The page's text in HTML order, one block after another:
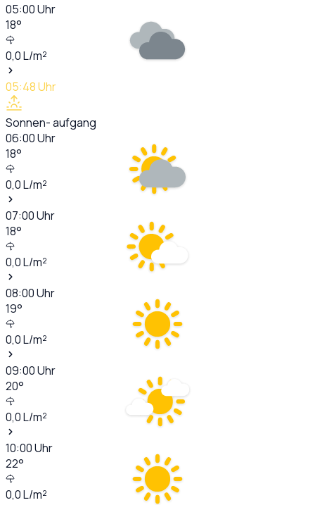
05:00Uhr
18°
0,0L/m²
05:48Uhr
Sonnen- aufgang
06:00Uhr
18°
0,0L/m²
07:00Uhr
18°
0,0L/m²
08:00Uhr
19°
0,0L/m²
09:00Uhr
20°
0,0L/m²
10:00Uhr
22°
0,0L/m²